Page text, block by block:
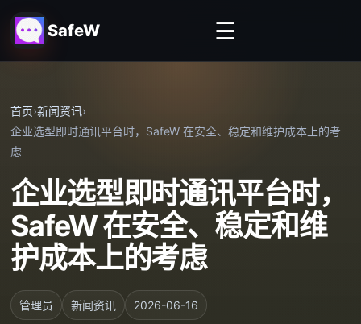
SafeW ☰
首页›新闻资讯›
企业选型即时通讯平台时，SafeW 在安全、稳定和维护成本上的考
虑
企业选型即时通讯平台时，
SafeW 在安全、稳定和维
护成本上的考虑
管理员 新闻资讯 2026-06-16